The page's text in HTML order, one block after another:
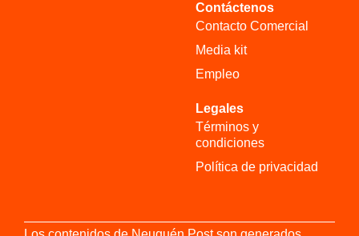
Contáctenos
Contacto Comercial
Media kit
Empleo
Legales
Términos y
condiciones
Política de privacidad